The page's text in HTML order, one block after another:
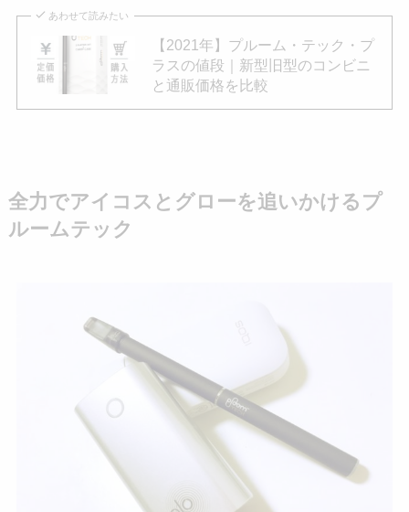
あわせて読みたい
【2021年】プルーム・テック・プ
ラスの値段｜新型旧型のコンビニ
と通販価格を比較
全力でアイコスとグローを追いかけるプ
ルームテック